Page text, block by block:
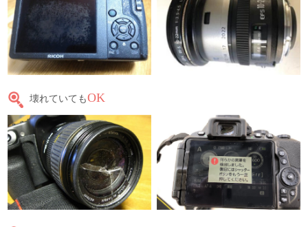
壊れていてもOK